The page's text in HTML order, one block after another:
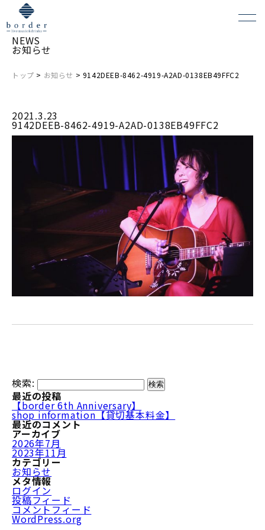
NEWS
お知らせ
トップ > お知らせ > 9142DEEB-8462-4919-A2AD-0138EB49FFC2
2021.3.23
9142DEEB-8462-4919-A2AD-0138EB49FFC2
検索:
最近の投稿
【border 6th Anniversary】
shop information【貸切基本料金】
最近のコメント
アーカイブ
2026年7月
2023年11月
カテゴリー
お知らせ
メタ情報
ログイン
投稿フィード
コメントフィード
WordPress.org